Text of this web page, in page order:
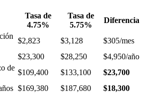
Tasa de
4.75%
Tasa de
5.75%
Diferencia
$2,823 $3,128
$305/mes
$23,300 $28,250
$4,950/año
de
$109,400 $133,100
$23,700
$169,380 $187,680 $18,300